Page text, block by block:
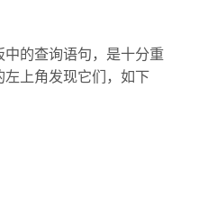
的查询语句，是十分重
上角发现它们，如下